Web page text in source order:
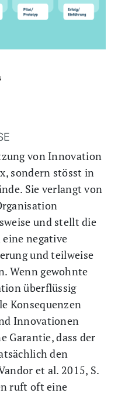
von Innovation
sondern stösst in
Sie verlangt von
und stellt die
negative
und teilweise
Wenn gewohnte
überflüssig
Konsequenzen
Innovationen
Garantie, dass der
den
et al. 2015, S.
ruft oft eine